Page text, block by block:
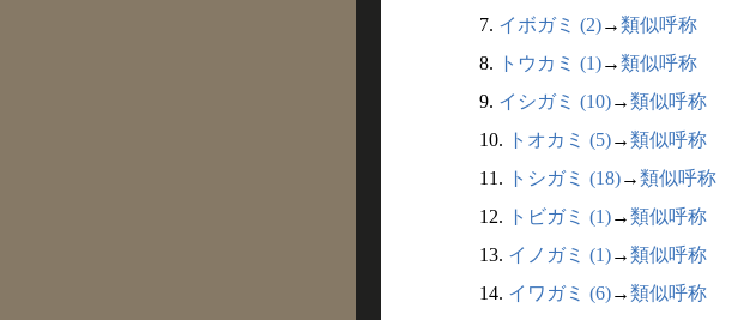
7. イボガミ (2)→類似呼称
8.
トウカミ (1)→類似呼称
9. イシガミ (10)→類似呼称
10.
トオカミ (5)→類似呼称
11.
トシガミ (18)→類似呼称
12.
トビガミ (1)→類似呼称
13. イノガミ (1)→類似呼称
14. イワガミ (6)→類似呼称